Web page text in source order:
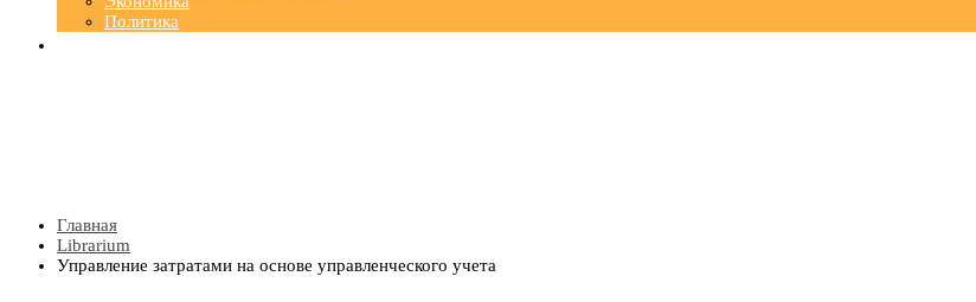
Политика
Главная
Librarium
Управление затратами на основе управленческого учета